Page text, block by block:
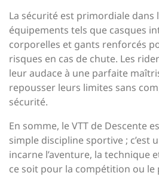
La sécurité est primordiale dans
équipements tels que casques
corporelles et gants renforcés
risques en cas de chute. Les
leur audace à une parfaite
repousser leurs limites sans
sécurité.
En somme, le VTT de Descente
simple discipline sportive ; c’est
incarne l’aventure, la technique
ce soit pour la compétition ou le